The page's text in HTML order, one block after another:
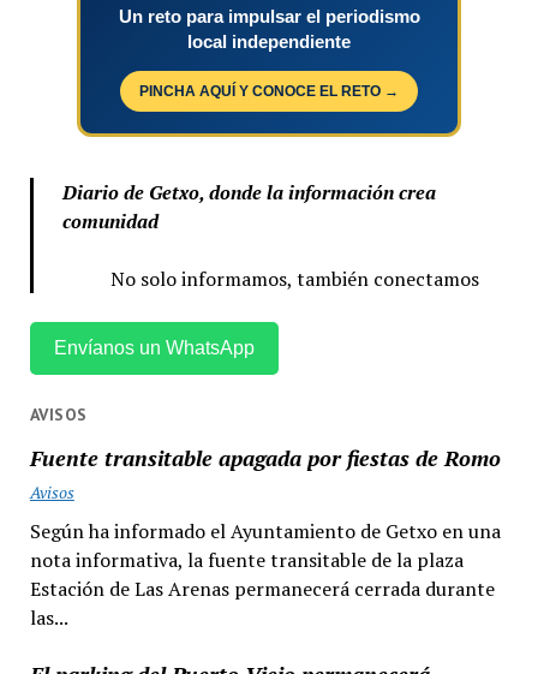
Un reto para impulsar el periodismo
local independiente
PINCHA AQUÍ Y CONOCE EL RETO →
Diario de Getxo, donde la información crea
comunidad
No solo informamos, también conectamos
Envíanos un WhatsApp
AVISOS
Fuente transitable apagada por fiestas de Romo
Avisos
Según ha informado el Ayuntamiento de Getxo en una
nota informativa, la fuente transitable de la plaza
Estación de Las Arenas permanecerá cerrada durante
las...